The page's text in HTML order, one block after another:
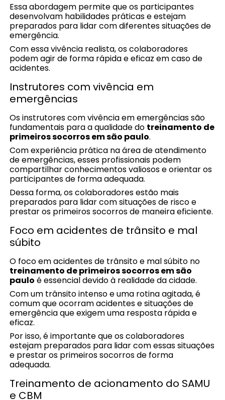
Essa abordagem permite que os participantes
desenvolvam habilidades práticas e estejam
preparados para lidar com diferentes situações de
emergência.
Com essa vivência realista, os colaboradores
podem agir de forma rápida e eficaz em caso de
acidentes.
Instrutores com vivência em
emergências
Os instrutores com vivência em emergências são
fundamentais para a qualidade do treinamento de
primeiros socorros em são paulo.
Com experiência prática na área de atendimento
de emergências, esses profissionais podem
compartilhar conhecimentos valiosos e orientar os
participantes de forma adequada.
Dessa forma, os colaboradores estão mais
preparados para lidar com situações de risco e
prestar os primeiros socorros de maneira eficiente.
Foco em acidentes de trânsito e mal
súbito
O foco em acidentes de trânsito e mal súbito no
treinamento de primeiros socorros em são
paulo é essencial devido à realidade da cidade.
Com um trânsito intenso e uma rotina agitada, é
comum que ocorram acidentes e situações de
emergência que exigem uma resposta rápida e
eficaz.
Por isso, é importante que os colaboradores
estejam preparados para lidar com essas situações
e prestar os primeiros socorros de forma
adequada.
Treinamento de acionamento do SAMU
e CBM